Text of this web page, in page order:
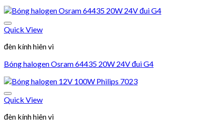
Quick View
đèn kính hiên vi
Bóng halogen Osram 64435 20W 24V đui G4
Quick View
đèn kính hiên vi